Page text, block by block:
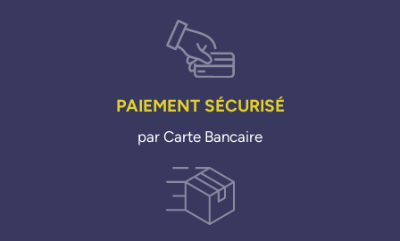
PAIEMENT SÉCURISÉ
par Carte Bancaire